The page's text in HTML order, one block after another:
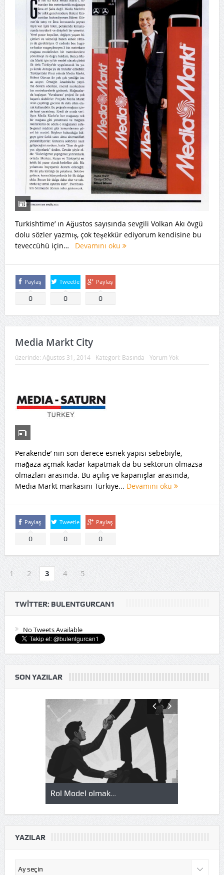
Turkishtime’ ın Ağustos sayısında sevgili Volkan Akı övgü
dolu sözler yazmış, çok teşekkür ediyorum kendisine bu
teveccühü için… Devamını oku
Paylaş
0
Tweetle
0
Paylaş
0
Media Markt City
üzerinde: Ağustos 31, 2014 Kategori: Basında Yorum Yok
Perakende’ nin son derece esnek yapısı sebebiyle,
mağaza açmak kadar kapatmak da bu sektörün olmazsa
olmazları arasında. Bu açılış ve kapanışlar arasında,
Media Markt markasını Türkiye... Devamını oku
Paylaş
0
Tweetle
0
Paylaş
0
1 2 3 4 5
TWITTER: BULENTGURCAN1
No Tweets Available
SON YAZILAR
Okuduklarım, izlediklerim…
YAZILAR